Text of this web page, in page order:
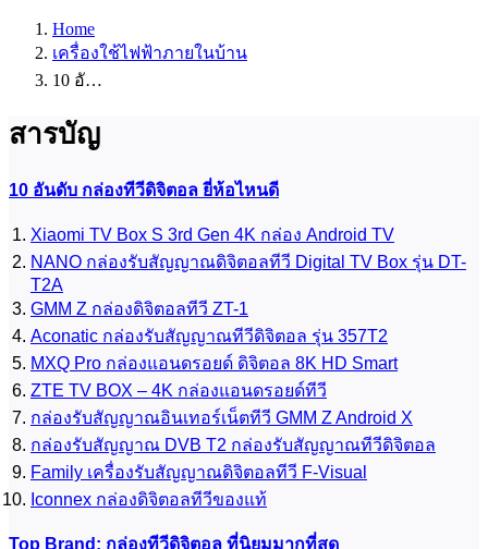
Home
เครื่องใช้ไฟฟ้าภายในบ้าน
10 อั…
สารบัญ
10 อันดับ กล่องทีวีดิจิตอล ยี่ห้อไหนดี
Xiaomi TV Box S 3rd Gen 4K กล่อง Android TV
NANO กล่องรับสัญญาณดิจิตอลทีวี Digital TV Box รุ่น DT-
T2A
GMM Z กล่องดิจิตอลทีวี ZT-1
Aconatic กล่องรับสัญญาณทีวีดิจิตอล รุ่น 357T2
MXQ Pro กล่องแอนดรอยด์ ดิจิตอล 8K HD Smart
ZTE TV BOX – 4K กล่องแอนดรอยด์ทีวี
กล่องรับสัญญาณอินเทอร์เน็ตทีวี GMM Z Android X
กล่องรับสัญญาณ DVB T2 กล่องรับสัญญาณทีวีดิจิตอล
Family เครื่องรับสัญญาณดิจิตอลทีวี F-Visual
Iconnex กล่องดิจิตอลทีวีของแท้
Top Brand: กล่องทีวีดิจิตอล ที่นิยมมากที่สุด